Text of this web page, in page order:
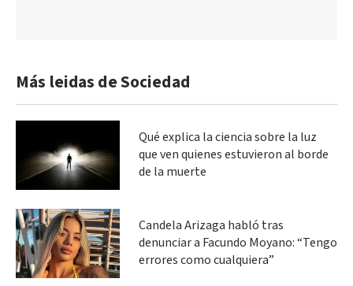
Más leidas de Sociedad
Qué explica la ciencia sobre la luz
que ven quienes estuvieron al borde
de la muerte
Candela Arizaga habló tras
denunciar a Facundo Moyano: “Tengo
errores como cualquiera”